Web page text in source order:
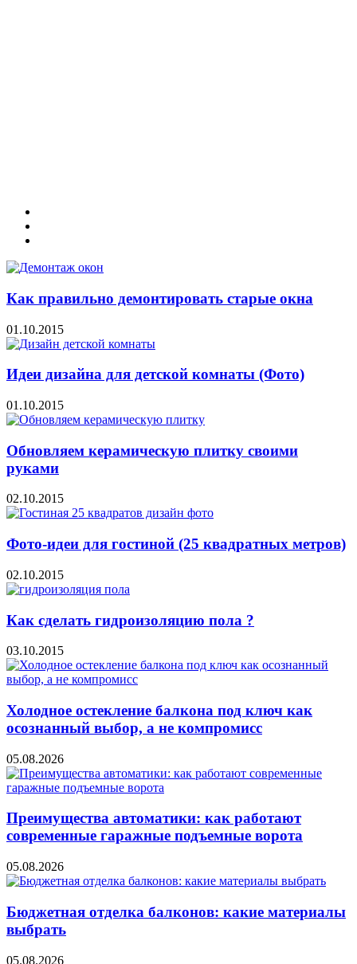
Как правильно демонтировать старые окна
01.10.2015
Идеи дизайна для детской комнаты (Фото)
01.10.2015
Обновляем керамическую плитку своими
руками
02.10.2015
Фото-идеи для гостиной (25 квадратных метров)
02.10.2015
Как сделать гидроизоляцию пола ?
03.10.2015
Холодное остекление балкона под ключ как
осознанный выбор, а не компромисс
05.08.2026
Преимущества автоматики: как работают
современные гаражные подъемные ворота
05.08.2026
Бюджетная отделка балконов: какие материалы
выбрать
05.08.2026